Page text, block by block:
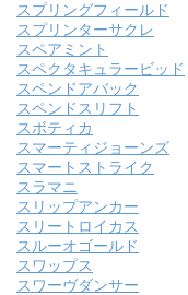
スプリングフィールド
スプリンターサクレ
スペアミント
スペクタキュラービッド
スペンドアバック
スペンドスリフト
スボティカ
スマーティジョーンズ
スマートストライク
スラマニ
スリップアンカー
スリートロイカス
スルーオゴールド
スワップス
スワーヴダンサー